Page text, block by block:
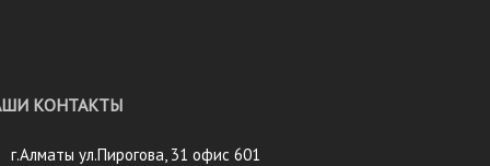
КОНТАКТЫ
г.Алматы ул.Пирогова, 31 офис 601